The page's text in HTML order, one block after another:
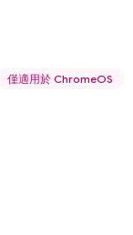
僅適用於 ChromeOS